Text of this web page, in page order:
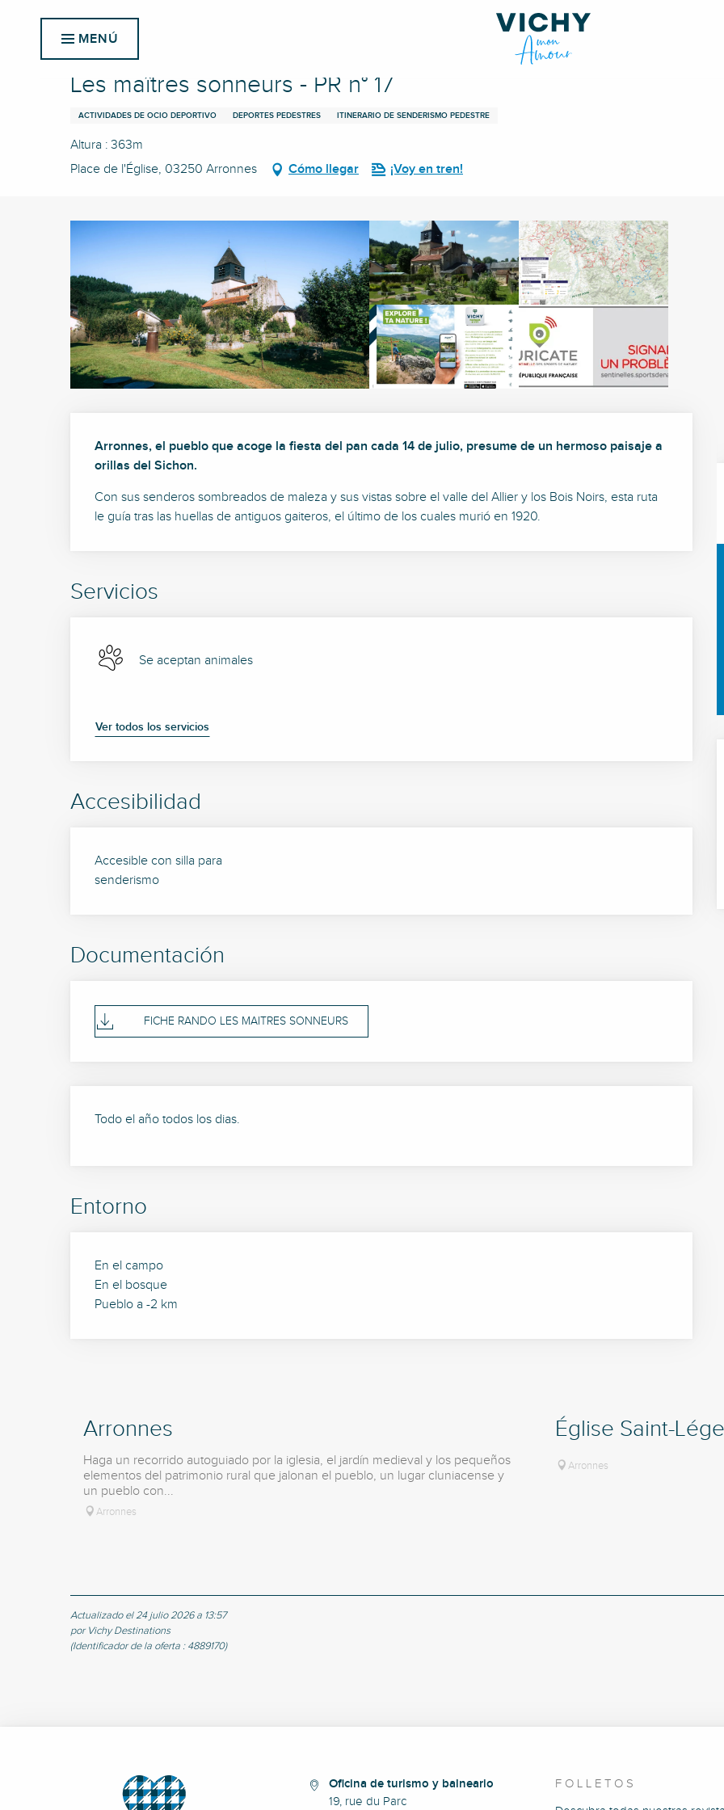
MENÚ
Inicio Les maîtres sonneurs - PR n° 17
Les maîtres sonneurs - PR n° 17
ACTIVIDADES DE OCIO DEPORTIVO DEPORTES PEDESTRES ITINERARIO DE SENDERISMO PEDESTRE
Altura : 363m
Place de l'Église, 03250 Arronnes
Cómo llegar ¡Voy en tren!
Descripción
Arronnes, el pueblo que acoge la fiesta del pan cada 14 de julio, presume de un hermoso paisaje a
orillas del Sichon.
Con sus senderos sombreados de maleza y sus vistas sobre el valle del Allier y los Bois Noirs, esta ruta
le guía tras las huellas de antiguos gaiteros, el último de los cuales murió en 1920.
Servicios
Se aceptan animales
Ver todos los servicios
Accesibilidad
Accesible con silla para
senderismo
Documentación
FICHE RANDO LES MAITRES SONNEURS
Todo el año todos los dias.
Entorno
En el campo
En el bosque
Pueblo a -2 km
Arronnes
Haga un recorrido autoguiado por la iglesia, el jardín medieval y los pequeños
elementos del patrimonio rural que jalonan el pueblo, un lugar cluniacense y
un pueblo con...
Arronnes
Église Saint-
Arronnes
Actualizado el 24 julio 2026 a 13:57
por Vichy Destinations
(Identificador de la oferta : 4889170)
Oficina de turismo y balneario
19, rue du Parc
FOLLETOS